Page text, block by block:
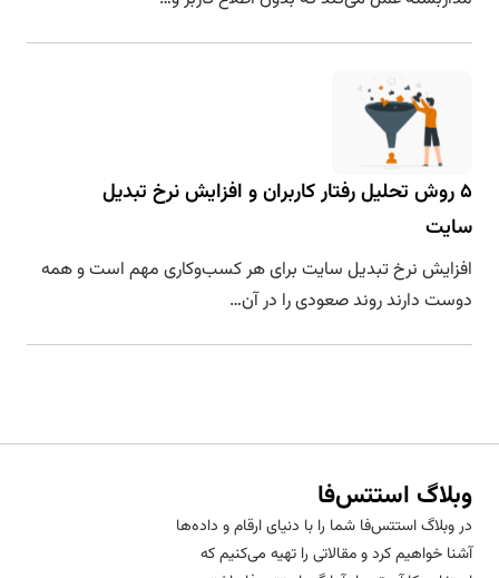
۵ روش تحلیل رفتار کاربران و افزایش نرخ تبدیل
سایت
افزایش نرخ تبدیل سایت برای هر کسب‌وکاری مهم است و همه
دوست دارند روند صعودی را در آن…
وبلاگ استتس‌فا
در وبلاگ استتس‌فا شما را با دنیای ارقام و داده‌ها
آشنا خواهیم کرد و مقالاتی را تهیه می‌کنیم که